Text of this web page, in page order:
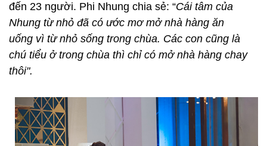
đến 23 người. Phi Nhung chia sẻ: “Cái tâm của
Nhung từ nhỏ đã có ước mơ mở nhà hàng ăn
uống vì từ nhỏ sống trong chùa. Các con cũng là
chú tiểu ở trong chùa thì chỉ có mở nhà hàng chay
thôi".